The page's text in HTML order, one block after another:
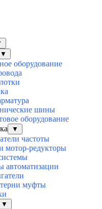
▼
оборудование
шины
оборудование
▼
частоты
мотор-редукторы
автоматизации
муфты
▼